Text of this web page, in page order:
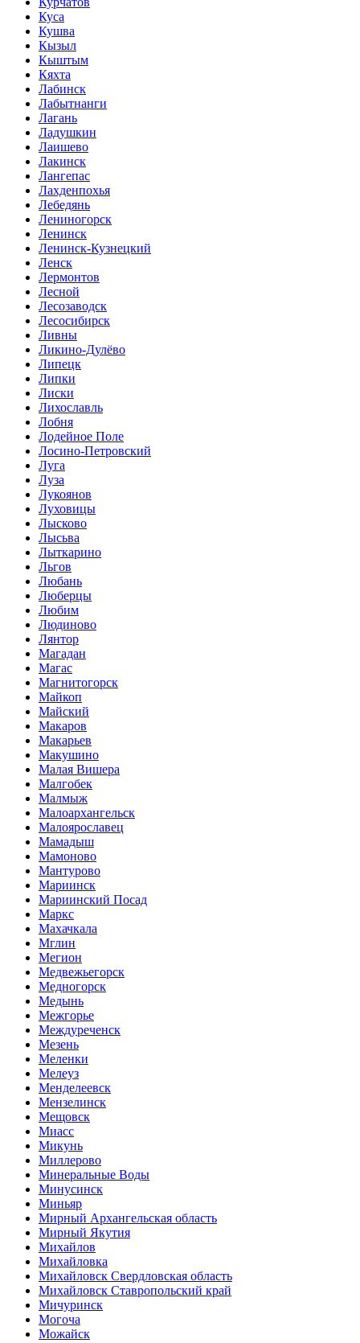
Куса
Кушва
Кызыл
Кыштым
Кяхта
Лабинск
Лабытнанги
Лагань
Ладушкин
Лаишево
Лакинск
Лангепас
Лахденпохья
Лебедянь
Лениногорск
Ленинск
Ленинск-Кузнецкий
Ленск
Лермонтов
Лесной
Лесозаводск
Лесосибирск
Ливны
Ликино-Дулёво
Липецк
Липки
Лиски
Лихославль
Лобня
Лодейное Поле
Лосино-Петровский
Луга
Луза
Лукоянов
Луховицы
Лысково
Лысьва
Лыткарино
Льгов
Любань
Люберцы
Любим
Людиново
Лянтор
Магадан
Магас
Магнитогорск
Майкоп
Майский
Макаров
Макарьев
Макушино
Малая Вишера
Малгобек
Малмыж
Малоархангельск
Малоярославец
Мамадыш
Мамоново
Мантурово
Мариинск
Мариинский Посад
Маркс
Махачкала
Мглин
Мегион
Медвежьегорск
Медногорск
Медынь
Межгорье
Междуреченск
Мезень
Меленки
Мелеуз
Менделеевск
Мензелинск
Мещовск
Миасс
Микунь
Миллерово
Минеральные Воды
Минусинск
Миньяр
Мирный Архангельская область
Мирный Якутия
Михайлов
Михайловка
Михайловск Свердловская область
Михайловск Ставропольский край
Мичуринск
Могоча
Можайск